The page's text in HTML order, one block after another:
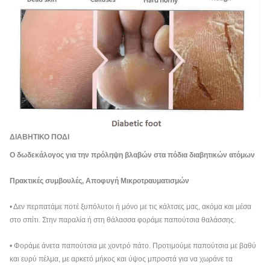
ΔΙΑΒΗΤΙΚΟ ΠΟΔΙ
Ο δωδεκάλογος για την πρόληψη βλαβών στα πόδια διαβητικών ατόμων
Πρακτικές συμβουλές, Αποφυγή Μικροτραυματισμών
• Δεν περπατάμε ποτέ ξυπόλυτοι ή μόνο με τις κάλτσες μας, ακόμα και μέσα
στο σπίτι. Στην παραλία ή στη θάλασσα φοράμε παπούτσια θαλάσσης.
• Φοράμε άνετα παπούτσια με χοντρό πάτο. Προτιμούμε παπούτσια με βαθύ
και ευρύ πέλμα, με αρκετό μήκος και ύψος μπροστά για να χωράνε τα